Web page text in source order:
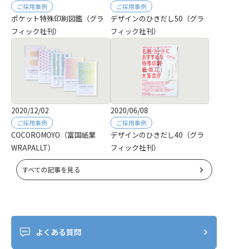
ご採用事例
ポケット特殊印刷図鑑（グラ
フィック社刊）
ご採用事例
デザインのひきだし50（グラ
フィック社刊）
2020/12/02
ご採用事例
COCOROMOYO（富国紙業
WRAPALLT）
2020/06/08
ご採用事例
デザインのひきだし40（グラ
フィック社刊）
すべての記事を見る
よくある質問